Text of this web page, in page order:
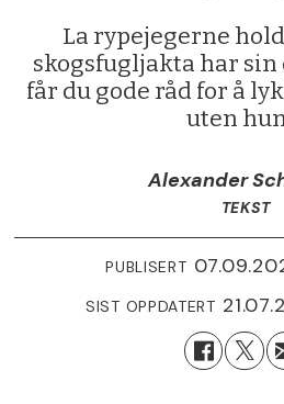
La rypejegerne
skogsfugljakta har sin
får du gode råd for å
uten
Alexander
TEKST
PUBLISERT
SIST OPPDATERT